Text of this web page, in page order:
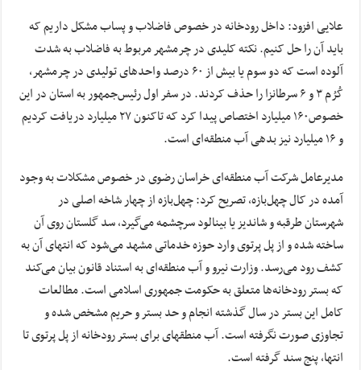
علایی افزود: داخل رودخانه در خصوص فاضلاب و پساب مشکل داریم که
باید آن را حل کنیم. نکته کلیدی در چرمشهر مربوط به فاضلاب به شدت
آلوده است که دو سوم یا بیش از ۶۰ درصد واحدهای تولیدی در چرمشهر،
کُرُم ۳ و ۶ سرطانزا را حذف کردند. در سفر اول رئیس‌جمهور به استان در این
خصوص۱۶۰ میلیارد اختصاص پیدا کرد که تاکنون ۲۷ میلیارد دریافت کردیم
و ۱۶ میلیارد نیز بدهی آب منطقه‌ای است.
مدیرعامل شرکت آب منطقه‌ای خراسان رضوی در خصوص مشکلات به وجود
آمده در کال چهل‌بازه، تصریح کرد: چهل‌بازه از چهار شاخه اصلی در
شهرستان طرقبه و شاندیز یا بینالود سرچشمه می‌گیرد، سد گلستان روی آن
ساخته شده و از پل پرتوی وارد حوزه خدماتی مشهد می‌شود که انتهای آن به
کشف رود می‌رسد. وزارت نیرو و آب منطقه‌ای به استناد قانون بیان می‌کند
که بستر رودخانه‌ها متعلق به حکومت جمهوری اسلامی است. مطالعات
کامل این بستر در سال گذشته انجام و حد بستر و حریم مشخص شده و
تجاوزی صورت نگرفته است. آب منطقه‎ای برای بستر رودخانه از پل پرتوی تا
انتها، پنج سند گرفته است.